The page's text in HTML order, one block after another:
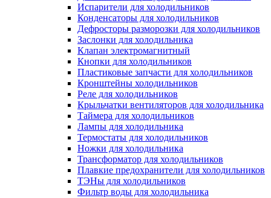
Испарители для холодильников
Конденсаторы для холодильников
Дефросторы разморозки для холодильников
Заслонки для холодильника
Клапан электромагнитный
Кнопки для холодильников
Пластиковые запчасти для холодильников
Кронштейны холодильников
Реле для холодильников
Крыльчатки вентиляторов для холодильника
Таймера для холодильников
Лампы для холодильника
Термостаты для холодильников
Ножки для холодильника
Трансформатор для холодильников
Плавкие предохранители для холодильников
ТЭНы для холодильников
Фильтр воды для холодильника